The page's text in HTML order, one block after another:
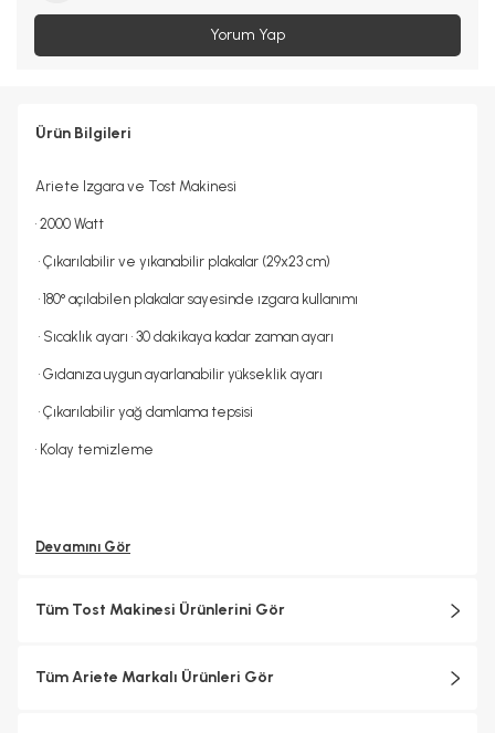
Yorum Yap
Ürün Bilgileri
Ariete Izgara ve Tost Makinesi
• 2000 Watt
• Çıkarılabilir ve yıkanabilir plakalar (29x23 cm)
• 180° açılabilen plakalar sayesinde ızgara kullanımı
• Sıcaklık ayarı • 30 dakikaya kadar zaman ayarı
• Gıdanıza uygun ayarlanabilir yükseklik ayarı
• Çıkarılabilir yağ damlama tepsisi
• Kolay temizleme
Devamını Gör
Tüm Tost Makinesi Ürünlerini Gör
Tüm Ariete Markalı Ürünleri Gör